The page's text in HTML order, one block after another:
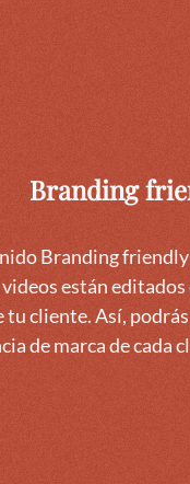
Branding
Branding
están editados
tu cliente. Así,
de marca de cada